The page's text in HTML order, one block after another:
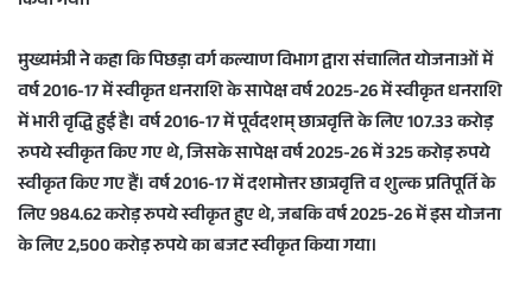
मुख्यमंत्री ने कहा कि पिछड़ा वर्ग कल्याण विभाग द्वारा संचालित योजनाओं में
वर्ष 2016-17 में स्वीकृत धनराशि के सापेक्ष वर्ष 2025-26 में स्वीकृत धनराशि
में भारी वृद्धि हुई है। वर्ष 2016-17 में पूर्वदशम् छात्रवृत्ति के लिए 107.33 करोड़
रुपये स्वीकृत किए गए थे, जिसके सापेक्ष वर्ष 2025-26 में 325 करोड़ रुपये
स्वीकृत किए गए हैं। वर्ष 2016-17 में दशमोत्तर छात्रवृत्ति व शुल्क प्रतिपूर्ति के
लिए 984.62 करोड़ रुपये स्वीकृत हुए थे, जबकि वर्ष 2025-26 में इस योजना
के लिए 2,500 करोड़ रुपये का बजट स्वीकृत किया गया।